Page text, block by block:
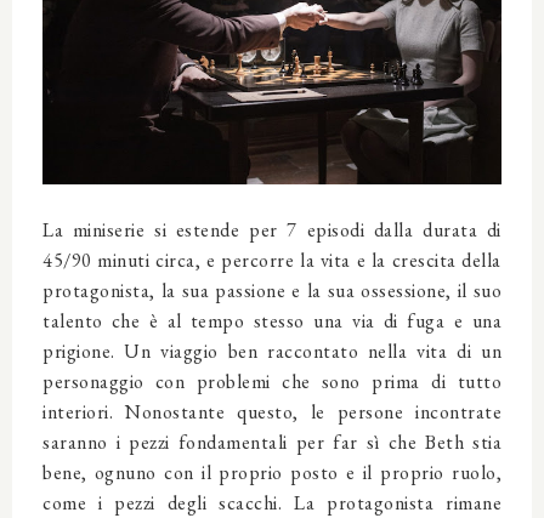
La miniserie si estende per 7 episodi dalla durata di
45/90 minuti circa, e percorre la vita e la crescita della
protagonista, la sua passione e la sua ossessione, il suo
talento che è al tempo stesso una via di fuga e una
prigione. Un viaggio ben raccontato nella vita di un
personaggio con problemi che sono prima di tutto
interiori. Nonostante questo, le persone incontrate
saranno i pezzi fondamentali per far sì che Beth stia
bene, ognuno con il proprio posto e il proprio ruolo,
come i pezzi degli scacchi. La protagonista rimane